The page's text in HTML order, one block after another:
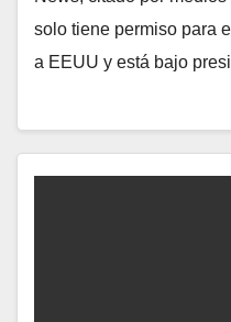
solo tiene permiso para
a EEUU y está bajo